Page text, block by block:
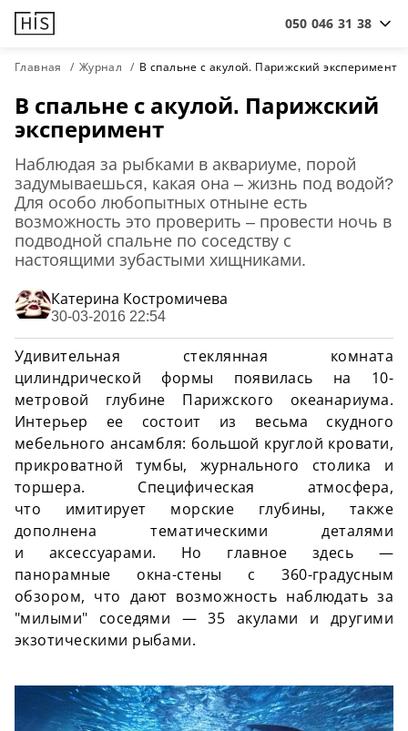
050 046 31 38
Главная Журнал В спальне с акулой. Парижский эксперимент
В спальне с акулой. Парижский
эксперимент
Наблюдая за рыбками в аквариуме, порой
задумываешься, какая она – жизнь под водой?
Для особо любопытных отныне есть
возможность это проверить – провести ночь в
подводной спальне по соседству с
настоящими зубастыми хищниками.
Катерина Костромичева
30-03-2016 22:54
Удивительная стеклянная комната
цилиндрической формы появилась на 10-
метровой глубине Парижского океанариума.
Интерьер ее состоит из весьма скудного
мебельного ансамбля: большой круглой кровати,
прикроватной тумбы, журнального столика и
торшера. Специфическая атмосфера,
что имитирует морские глубины, также
дополнена тематическими деталями
и аксессуарами. Но главное здесь —
панорамные окна-стены с 360-градусным
обзором, что дают возможность наблюдать за
"милыми" соседями — 35 акулами и другими
экзотическими рыбами.